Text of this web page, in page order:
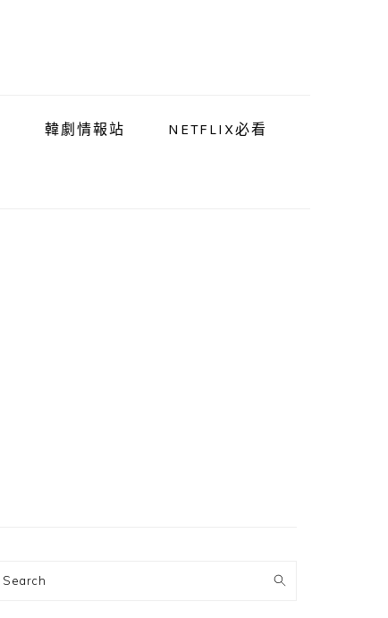
韓劇情報站 NETFLIX必看
欄
Search